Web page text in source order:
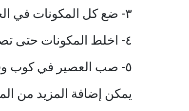
٣- ضع كل المكونات في الخلاط الكهربائي.
٤- اخلط المكونات حتى تصبح ناعمة.
٥- صب العصير في كوب وقدميه باردًا.
يمكن إضافة المزيد من